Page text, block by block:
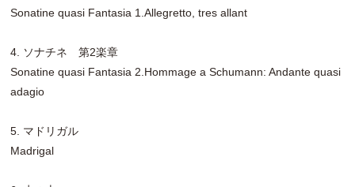
Sonatine quasi Fantasia 1.Allegretto, tres allant
4. ソナチネ 第2楽章
Sonatine quasi Fantasia 2.Hommage a Schumann: Andante quasi
adagio
5. マドリガル
Madrigal